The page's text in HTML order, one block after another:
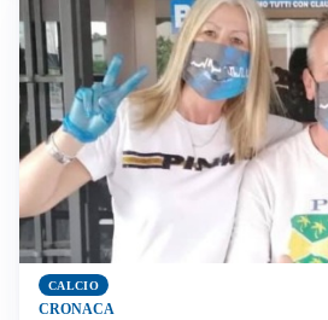
CALCIO
CRONACA